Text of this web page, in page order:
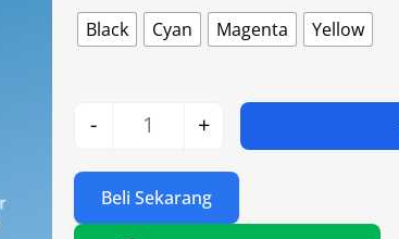
Black Cyan Magenta Yellow
- +
Beli Sekarang